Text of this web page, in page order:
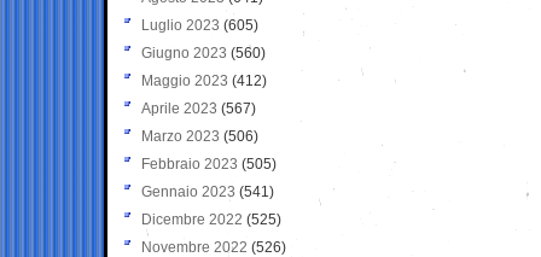
Luglio 2023 (605)
Giugno 2023 (560)
Maggio 2023 (412)
Aprile 2023 (567)
Marzo 2023 (506)
Febbraio 2023 (505)
Gennaio 2023 (541)
Dicembre 2022 (525)
Novembre 2022 (526)